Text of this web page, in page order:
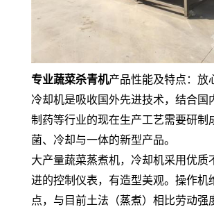
专业蔬菜杀青机产品性能及特点：放
冷却机是吸收国外先进技术，结合国
制药等行业的现在生产工艺需要研制
菌、冷却与一体的新型产品。
大产量蔬菜蒸煮机，冷却机采用优质
进的控制仪表，有造型美观。操作机
点，与目前土法（蒸煮）相比劳动强